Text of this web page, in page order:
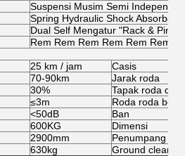
Suspensi Musim Semi
Spring Hydraulic Shock Absorbers
Dual Self Mengatur "Rack &
Rem Rem Rem Rem Rem Rem
25 km / jam
Casis
70-90km
Jarak roda
30%
Tapak roda
≤3m
Roda roda
<50dB
Ban
600KG
Dimensi
2900mm
Penumpang
630kg
Ground